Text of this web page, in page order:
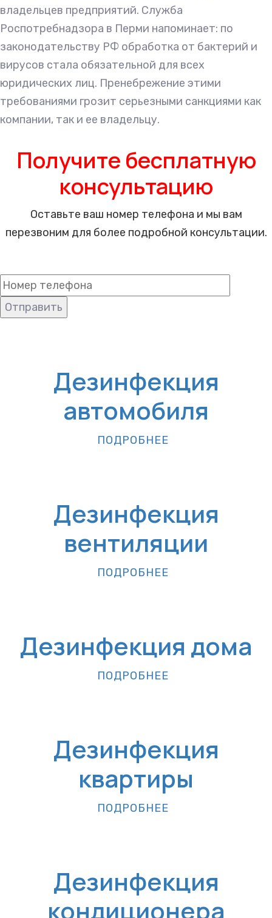
владельцев предприятий. Служба
Роспотребнадзора в Перми напоминает: по
законодательству РФ обработка от бактерий и
вирусов стала обязательной для всех
юридических лиц. Пренебрежение этими
требованиями грозит серьезными санкциями как
компании, так и ее владельцу.
Получите бесплатную
консультацию
Оставьте ваш номер телефона и мы вам
перезвоним для более подробной консультации.
Дезинфекция
автомобиля
ПОДРОБНЕЕ
Дезинфекция
вентиляции
ПОДРОБНЕЕ
Дезинфекция дома
ПОДРОБНЕЕ
Дезинфекция
квартиры
ПОДРОБНЕЕ
Дезинфекция
кондиционера